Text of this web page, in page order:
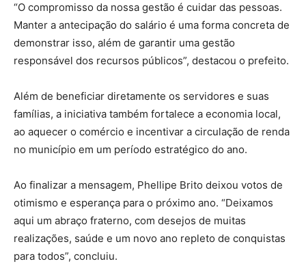
“O compromisso da nossa gestão é cuidar das pessoas.
Manter a antecipação do salário é uma forma concreta de
demonstrar isso, além de garantir uma gestão
responsável dos recursos públicos”, destacou o prefeito.
Além de beneficiar diretamente os servidores e suas
famílias, a iniciativa também fortalece a economia local,
ao aquecer o comércio e incentivar a circulação de renda
no município em um período estratégico do ano.
Ao finalizar a mensagem, Phellipe Brito deixou votos de
otimismo e esperança para o próximo ano. “Deixamos
aqui um abraço fraterno, com desejos de muitas
realizações, saúde e um novo ano repleto de conquistas
para todos”, concluiu.